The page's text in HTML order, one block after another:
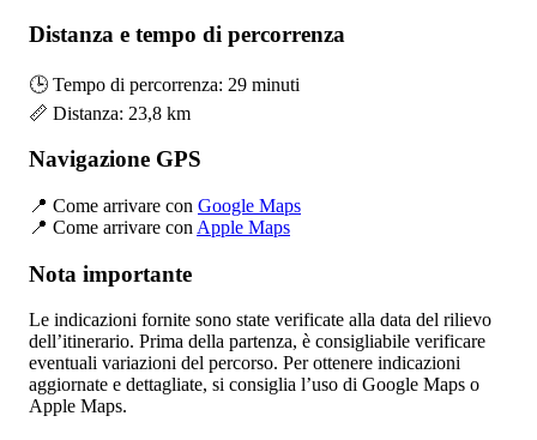
Distanza e tempo di percorrenza
🕒 Tempo di percorrenza: 29 minuti
📏 Distanza: 23,8 km
Navigazione GPS
📍 Come arrivare con Google Maps
📍 Come arrivare con Apple Maps
Nota importante
Le indicazioni fornite sono state verificate alla data del rilievo
dell’itinerario. Prima della partenza, è consigliabile verificare
eventuali variazioni del percorso. Per ottenere indicazioni
aggiornate e dettagliate, si consiglia l’uso di Google Maps o
Apple Maps.